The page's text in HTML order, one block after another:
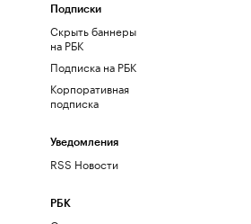
Подписки
Скрыть баннеры
на РБК
Подписка на РБК
Корпоративная
подписка
Уведомления
RSS Новости
РБК